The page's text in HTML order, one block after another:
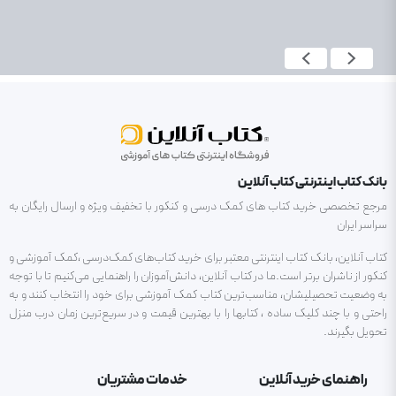
بانک کتاب اینترنتی کتاب آنلاین
مرجع تخصصی خرید کتاب های کمک درسی و کنکور با تخفیف ویژه و ارسال رایگان به
سراسر ایران
کتاب آنلاین، بانک کتاب اینترنتی معتبر برای خرید کتاب‌های کمک‌درسی ،کمک آموزشی و
کنکور از ناشران برتر است.ما در کتاب آنلاین، دانش‌آموزان را راهنمایی می‌کنیم تا با توجه
به وضعیت تحصیلیشان، مناسب‌ترین کتاب کمک آموزشی برای خود را انتخاب کنند و به
راحتی و با چند کلیک ساده ، کتابها را با بهترین قیمت و در سریع‌ترین زمان درب منزل
تحویل بگیرند.
راهنمای خرید آنلاین خدمات مشتریان